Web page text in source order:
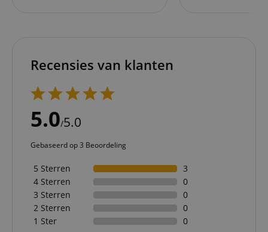
Recensies van klanten
5.0/5.0
Gebaseerd op 3 Beoordeling
5 Sterren
3
4 Sterren
0
3 Sterren
0
2 Sterren
0
1 Ster
0